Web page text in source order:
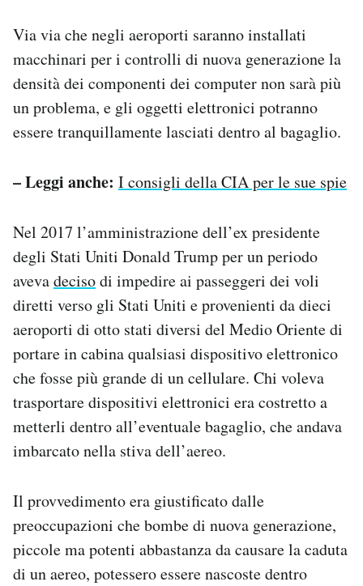
Via via che negli aeroporti saranno installati
macchinari per i controlli di nuova generazione la
densità dei componenti dei computer non sarà più
un problema, e gli oggetti elettronici potranno
essere tranquillamente lasciati dentro al bagaglio.
– Leggi anche: I consigli della CIA per le sue spie
Nel 2017 l’amministrazione dell’ex presidente
degli Stati Uniti Donald Trump per un periodo
avevadecisodi impedire ai passeggeri dei voli
diretti verso gli Stati Uniti e provenienti da dieci
aeroporti di otto stati diversi del Medio Oriente di
portare in cabina qualsiasi dispositivo elettronico
che fosse più grande di un cellulare. Chi voleva
trasportare dispositivi elettronici era costretto a
metterli dentro all’eventuale bagaglio, che andava
imbarcato nella stiva dell’aereo.
Il provvedimento era giustificato dalle
preoccupazioni che bombe di nuova generazione,
piccole ma potenti abbastanza da causare la caduta
di un aereo, potessero essere nascoste dentro